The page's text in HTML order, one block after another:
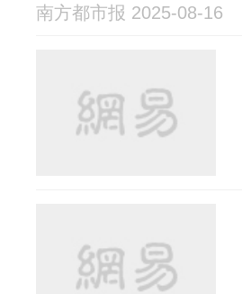
南方都市报 2025-08-16